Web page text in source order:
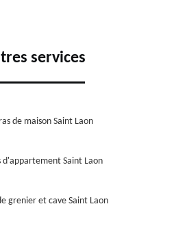
services
de maison Saint Laon
d'appartement Saint Laon
grenier et cave Saint Laon